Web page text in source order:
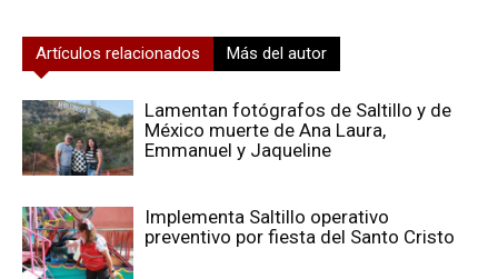
Artículos relacionados Más del autor
Lamentan fotógrafos de Saltillo y de
México muerte de Ana Laura,
Emmanuel y Jaqueline
Implementa Saltillo operativo
preventivo por fiesta del Santo Cristo